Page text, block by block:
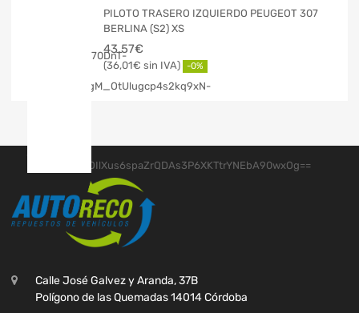
PILOTO TRASERO IZQUIERDO PEUGEOT 307
BERLINA (S2) XS
43,57€
36,01€ -0%
Calle José Galvez y Aranda, 37B
Polígono de las Quemadas 14014 Córdoba